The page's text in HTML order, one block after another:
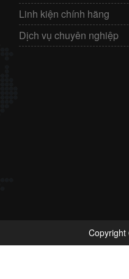
Linh kiện chính hãng
Dịch vụ chuyên nghiệp
Copyright